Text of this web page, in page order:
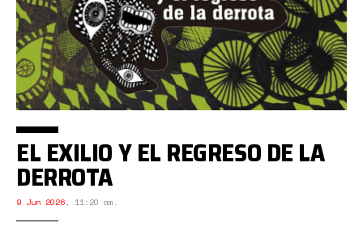
EL EXILIO Y EL REGRESO DE LA
DERROTA
9 Jun 2026, 11:20 am.